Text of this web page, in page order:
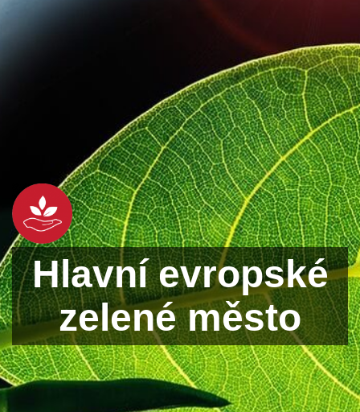
Hlavní evropské
zelené město